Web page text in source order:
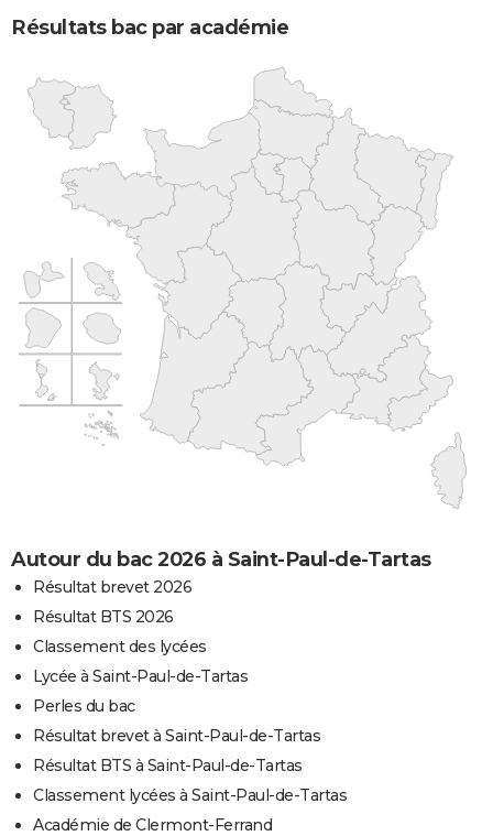
Résultats bac par académie
Autour du bac 2026 à Saint-Paul-de-Tartas
Résultat brevet 2026
Résultat BTS 2026
Classement des lycées
Lycée à Saint-Paul-de-Tartas
Perles du bac
Résultat brevet à Saint-Paul-de-Tartas
Résultat BTS à Saint-Paul-de-Tartas
Classement lycées à Saint-Paul-de-Tartas
Académie de Clermont-Ferrand